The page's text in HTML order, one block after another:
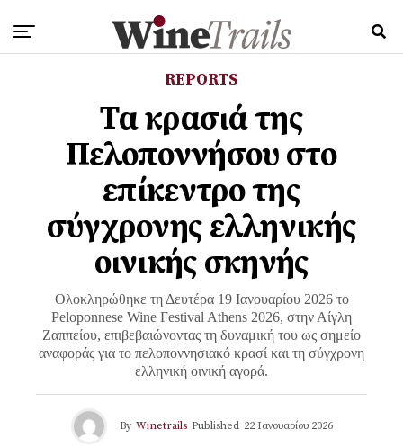
REPORTS
Tα κρασιά της
Πελοποννήσου στο
επίκεντρο της
σύγχρονης ελληνικής
οινικής σκηνής
Oλοκληρώθηκε τη Δευτέρα 19 Ιανουαρίου 2026 το
Peloponnese Wine Festival Athens 2026, στην Αίγλη
Ζαππείου, επιβεβαιώνοντας τη δυναμική του ως σημείο
αναφοράς για το πελοποννησιακό κρασί και τη σύγχρονη
ελληνική οινική αγορά.
By Winetrails Published 22 Ιανουαρίου 2026